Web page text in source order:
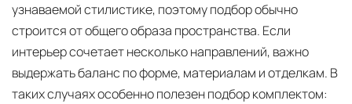
узнаваемой стилистике, поэтому подбор обычно
строится от общего образа пространства. Если
интерьер сочетает несколько направлений, важно
выдержать баланс по форме, материалам и отделкам. В
таких случаях особенно полезен подбор комплектом: